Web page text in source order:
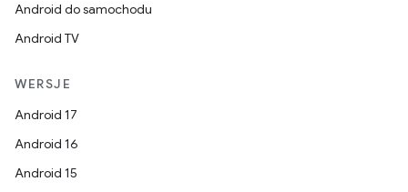
Android do samochodu
Android TV
WERSJE
Android 17
Android 16
Android 15